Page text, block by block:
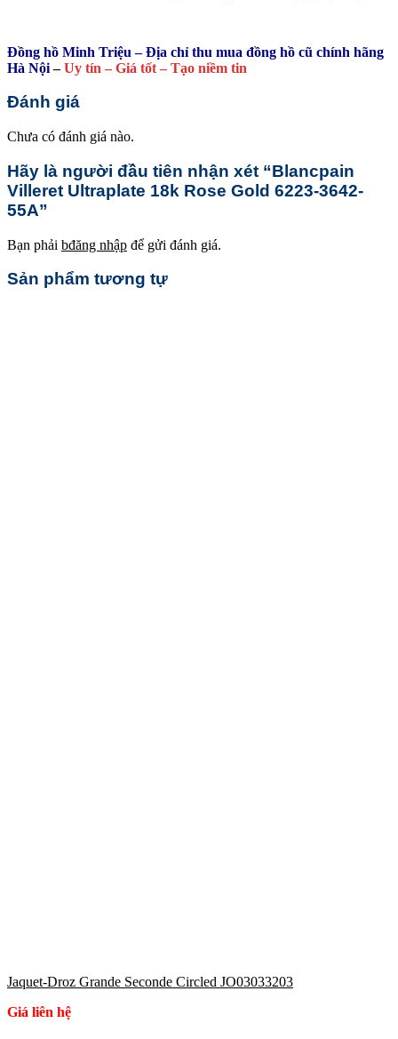
Đồng hồ Minh Triệu – Địa chỉ thu mua đồng hồ cũ chính hãng
Hà Nội–Uy tín – Giá tốt – Tạo niềm tin
Đánh giá
Chưa có đánh giá nào.
Hãy là người đầu tiên nhận xét “Blancpain
Villeret Ultraplate 18k Rose Gold 6223-3642-
55A”
Bạn phải bđăng nhập để gửi đánh giá.
Sản phẩm tương tự
Jaquet-Droz Grande Seconde Circled JO03033203
Giá liên hệ